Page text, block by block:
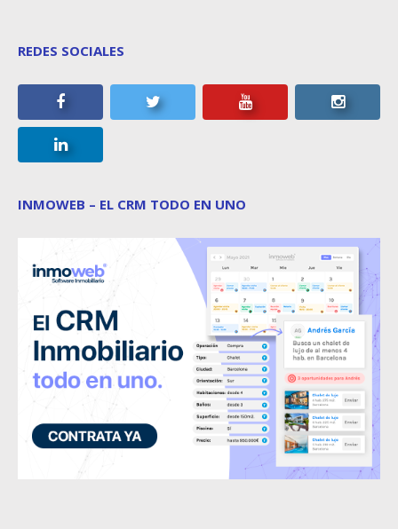
REDES SOCIALES
INMOWEB – EL CRM TODO EN UNO